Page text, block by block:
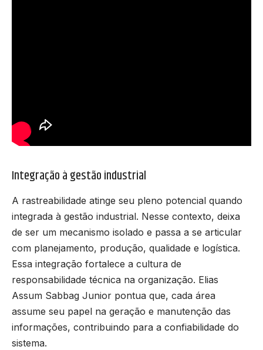
Integração à gestão industrial
A rastreabilidade atinge seu pleno potencial quando
integrada à gestão industrial. Nesse contexto, deixa
de ser um mecanismo isolado e passa a se articular
com planejamento, produção, qualidade e logística.
Essa integração fortalece a cultura de
responsabilidade técnica na organização. Elias
Assum Sabbag Junior pontua que, cada área
assume seu papel na geração e manutenção das
informações, contribuindo para a confiabilidade do
sistema.